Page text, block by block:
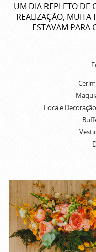
UM DIA REPLETO DE
REALIZAÇÃO, MUITA
ESTAVAM PARA
Loca e